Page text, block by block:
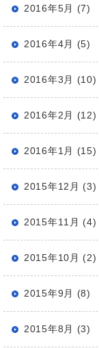
2016年5月 (7)
2016年4月 (5)
2016年3月 (10)
2016年2月 (12)
2016年1月 (15)
2015年12月 (3)
2015年11月 (4)
2015年10月 (2)
2015年9月 (8)
2015年8月 (3)